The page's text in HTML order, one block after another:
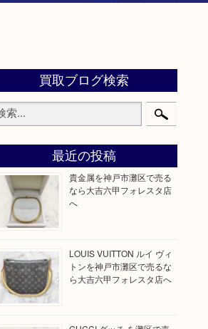
買取ブログ検索
最近の投稿
貴金属を神戸市灘区で売る
なら大吉六甲フォレスタ店
へ
LOUIS VUITTON ルイ ヴィ
トンを神戸市灘区で売るな
ら大吉六甲フォレスタ店へ